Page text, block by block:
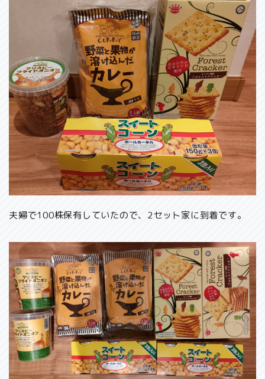
夫婦で100株保有していたので、2セット家に到着です。